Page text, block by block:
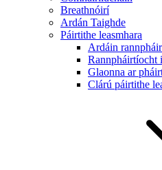
Breathnóirí
Ardán Taighde
Páirtithe leasmhara
Ardáin
Rannpháirtíocht
Glaonna ar
Clárú páirtithe